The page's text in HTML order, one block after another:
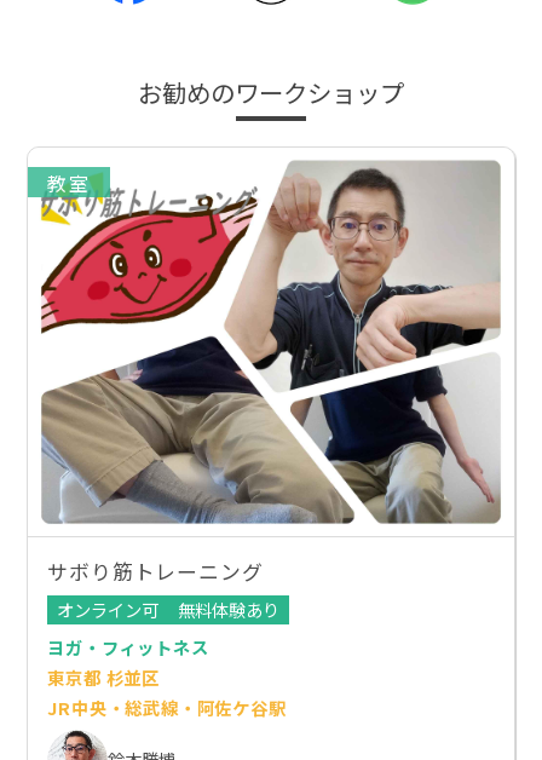
お勧めのワークショップ
教室
サボり筋トレーニング
オンライン可
無料体験あり
ヨガ・フィットネス
東京都 杉並区
JR中央・総武線・阿佐ケ谷駅